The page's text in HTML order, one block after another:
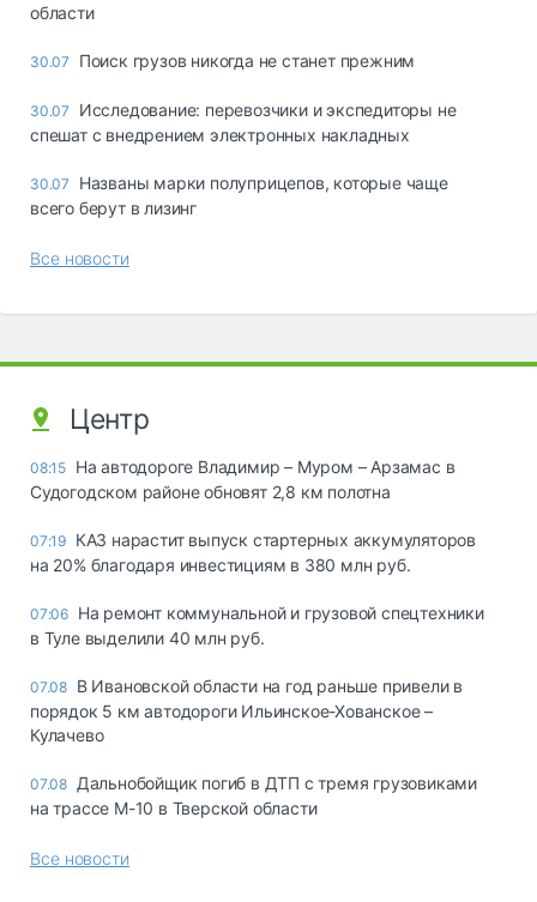
области
30.07 Поиск грузов никогда не станет прежним
30.07
Исследование: перевозчики и экспедиторы не
спешат с внедрением электронных накладных
30.07
Названы марки полуприцепов, которые чаще
всего берут в лизинг
Все новости
Центр
08:15 На автодороге Владимир – Муром – Арзамас в
Судогодском районе обновят 2,8 км полотна
07:19 КАЗ нарастит выпуск стартерных аккумуляторов
на 20% благодаря инвестициям в 380 млн руб.
07:06 На ремонт коммунальной и грузовой спецтехники
в Туле выделили 40 млн руб.
07.08 В Ивановской области на год раньше привели в
порядок 5 км автодороги Ильинское-Хованское –
Кулачево
07.08 Дальнобойщик погиб в ДТП с тремя грузовиками
на трассе М-10 в Тверской области
Все новости